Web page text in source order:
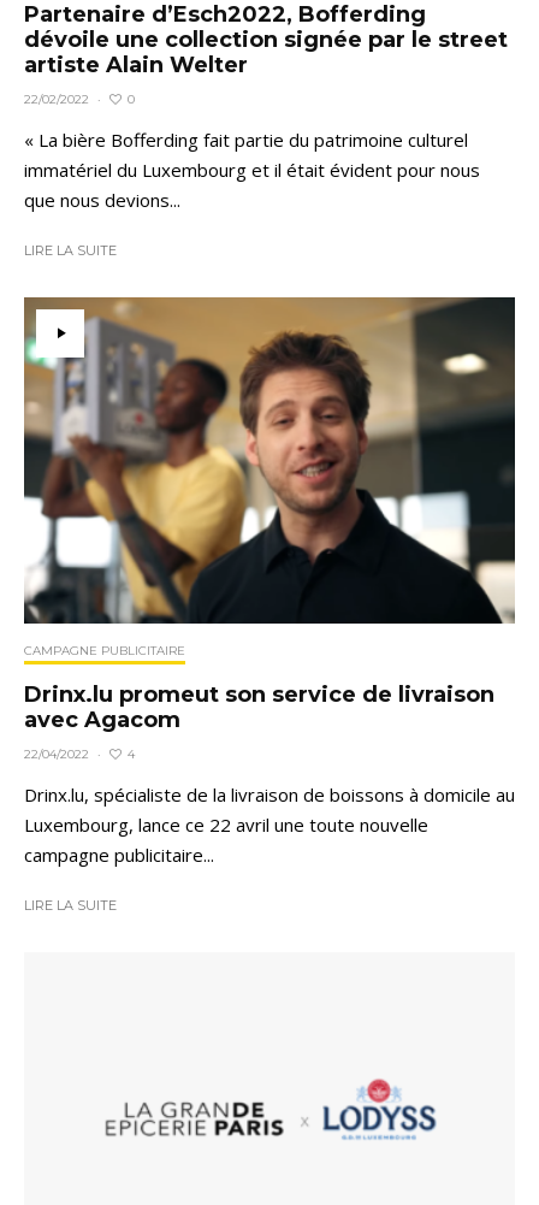
Partenaire d’Esch2022, Bofferding
dévoile une collection signée par le street
artiste Alain Welter
22/02/2022 · 0
« La bière Bofferding fait partie du patrimoine culturel
immatériel du Luxembourg et il était évident pour nous
que nous devions...
LIRE LA SUITE
CAMPAGNE PUBLICITAIRE
Drinx.lu promeut son service de livraison
avec Agacom
22/04/2022 · 4
Drinx.lu, spécialiste de la livraison de boissons à domicile au
Luxembourg, lance ce 22 avril une toute nouvelle
campagne publicitaire...
LIRE LA SUITE